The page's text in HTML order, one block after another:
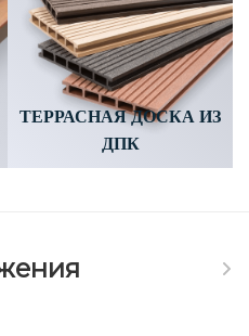
ТЕРРАСНАЯ ДОСКА ИЗ
ДПК